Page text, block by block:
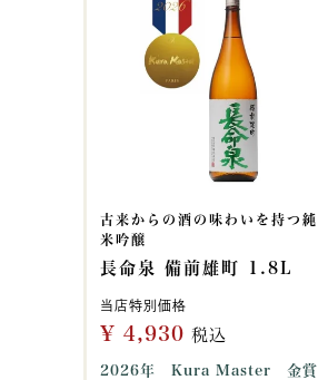
古来からの酒の味わいを持つ純
米吟醸
長命泉 備前雄町 1.8L
当店特別価格
¥ 4,930 税込
2026年 Kura Master 金賞